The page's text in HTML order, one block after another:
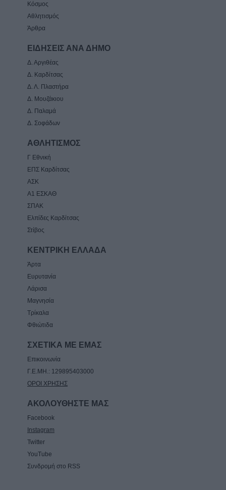
Κόσμος
Αθλητισμός
Άρθρα
ΕΙΔΗΣΕΙΣ ΑΝΑ ΔΗΜΟ
Δ. Αργιθέας
Δ. Καρδίτσας
Δ. Λ. Πλαστήρα
Δ. Μουζάκιου
Δ. Παλαμά
Δ. Σοφάδων
ΑΘΛΗΤΙΣΜΟΣ
Γ Εθνική
ΕΠΣ Καρδίτσας
ΑΣΚ
Α1 ΕΣΚΑΘ
ΣΠΑΚ
Ελπίδες Καρδίτσας
Στίβος
ΚΕΝΤΡΙΚΗ ΕΛΛΑΔΑ
Άρτα
Ευρυτανία
Λάρισα
Μαγνησία
Τρίκαλα
Φθιώτιδα
ΣΧΕΤΙΚΑ ΜΕ ΕΜΑΣ
Επικοινωνία
Γ.Ε.ΜΗ.: 129895403000
ΟΡΟΙ ΧΡΗΣΗΣ
ΑΚΟΛΟΥΘΗΣΤΕ ΜΑΣ
Facebook
Instagram
Twitter
YouTube
Συνδρομή στο RSS